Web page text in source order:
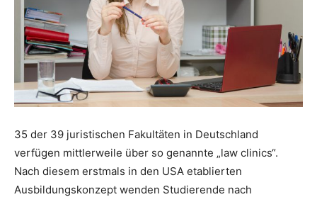
35 der 39 juristischen Fakultäten in Deutschland
verfügen mittlerweile über so genannte „law clinics“.
Nach diesem erstmals in den USA etablierten
Ausbildungskonzept wenden Studierende nach